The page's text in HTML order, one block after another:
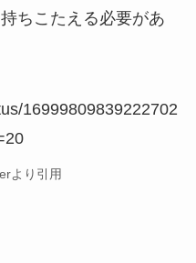
ちこたえる必要があ
16999809839222702
より引用